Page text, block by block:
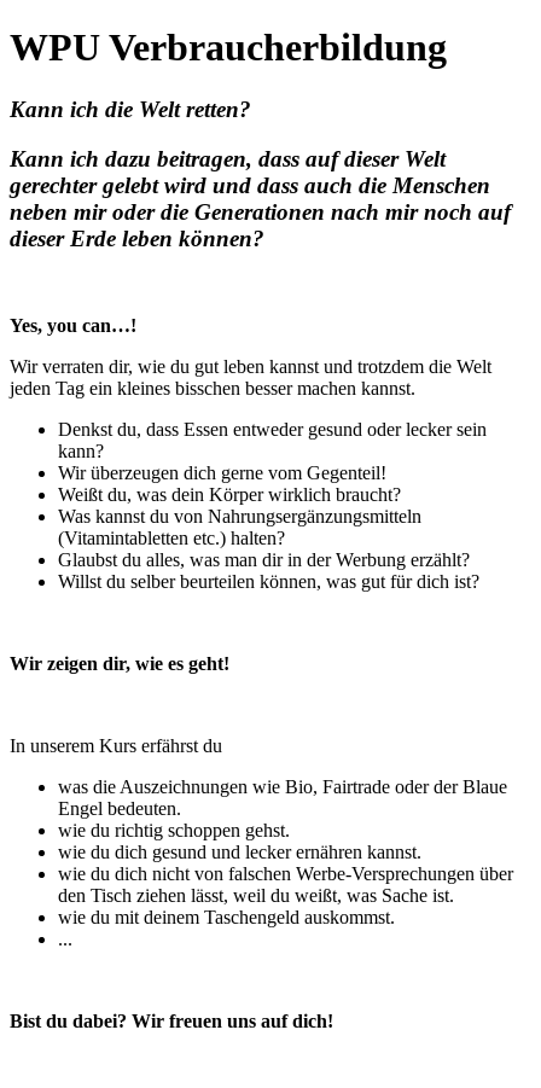
WPU Verbraucherbildung
Kann ich die Welt retten?
Kann ich dazu beitragen, dass auf dieser Welt
gerechter gelebt wird und dass auch die Menschen
neben mir oder die Generationen nach mir noch auf
dieser Erde leben können?
Yes, you can…!
Wir verraten dir, wie du gut leben kannst und trotzdem die Welt
jeden Tag ein kleines bisschen besser machen kannst.
Denkst du, dass Essen entweder gesund oder lecker sein
kann?
Wir überzeugen dich gerne vom Gegenteil!
Weißt du, was dein Körper wirklich braucht?
Was kannst du von Nahrungsergänzungsmitteln
(Vitamintabletten etc.) halten?
Glaubst du alles, was man dir in der Werbung erzählt?
Willst du selber beurteilen können, was gut für dich ist?
Wir zeigen dir, wie es geht!
In unserem Kurs erfährst du
was die Auszeichnungen wie Bio, Fairtrade oder der Blaue
Engel bedeuten.
wie du richtig schoppen gehst.
wie du dich gesund und lecker ernähren kannst.
wie du dich nicht von falschen Werbe-Versprechungen über
den Tisch ziehen lässt, weil du weißt, was Sache ist.
wie du mit deinem Taschengeld auskommst.
...
Bist du dabei? Wir freuen uns auf dich!